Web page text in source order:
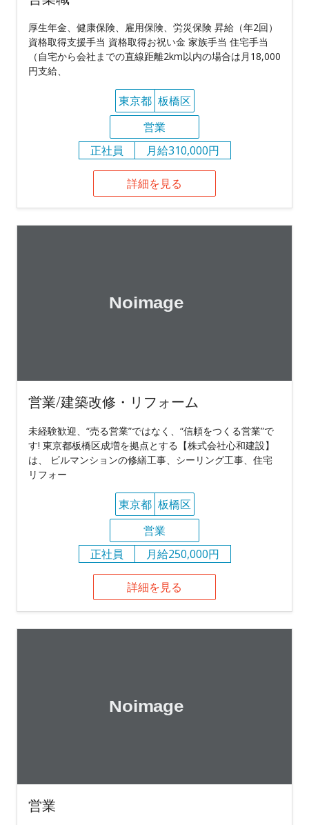
厚生年金、健康保険、雇用保険、労災保険 昇給（年2回）
資格取得支援手当 資格取得お祝い金 家族手当 住宅手当
（自宅から会社までの直線距離2km以内の場合は月18,000
円支給、
東京都 板橋区
営業
正社員
月給310,000円
詳細を見る
営業/建築改修・リフォーム
未経験歓迎、“売る営業”ではなく、“信頼をつくる営業”で
す! 東京都板橋区成増を拠点とする【株式会社心和建設】
は、 ビルマンションの修繕工事、シーリング工事、住宅
リフォー
東京都 板橋区
営業
正社員
月給250,000円
詳細を見る
営業